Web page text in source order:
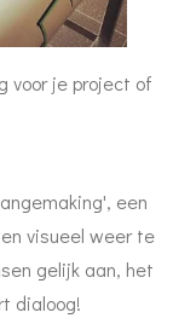
voor je project of
een
visueel weer te
gelijk aan, het
dialoog!